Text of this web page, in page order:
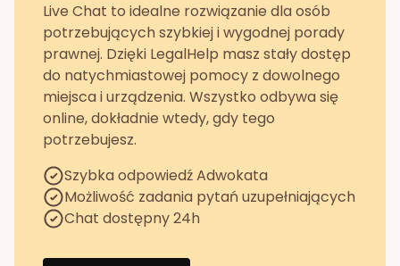
Live Chat to idealne rozwiązanie dla osób
potrzebujących szybkiej i wygodnej porady
prawnej. Dzięki LegalHelp masz stały dostęp
do natychmiastowej pomocy z dowolnego
miejsca i urządzenia. Wszystko odbywa się
online, dokładnie wtedy, gdy tego
potrzebujesz.
Szybka odpowiedź Adwokata
Możliwość zadania pytań uzupełniających
Chat dostępny 24h